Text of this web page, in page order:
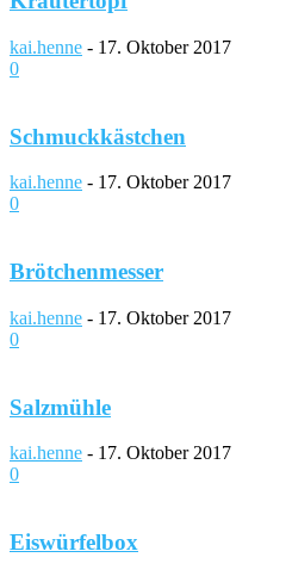
kai.henne - 17. Oktober 2017
0
Schmuckkästchen
kai.henne - 17. Oktober 2017
0
Brötchenmesser
kai.henne - 17. Oktober 2017
0
Salzmühle
kai.henne - 17. Oktober 2017
0
Eiswürfelbox